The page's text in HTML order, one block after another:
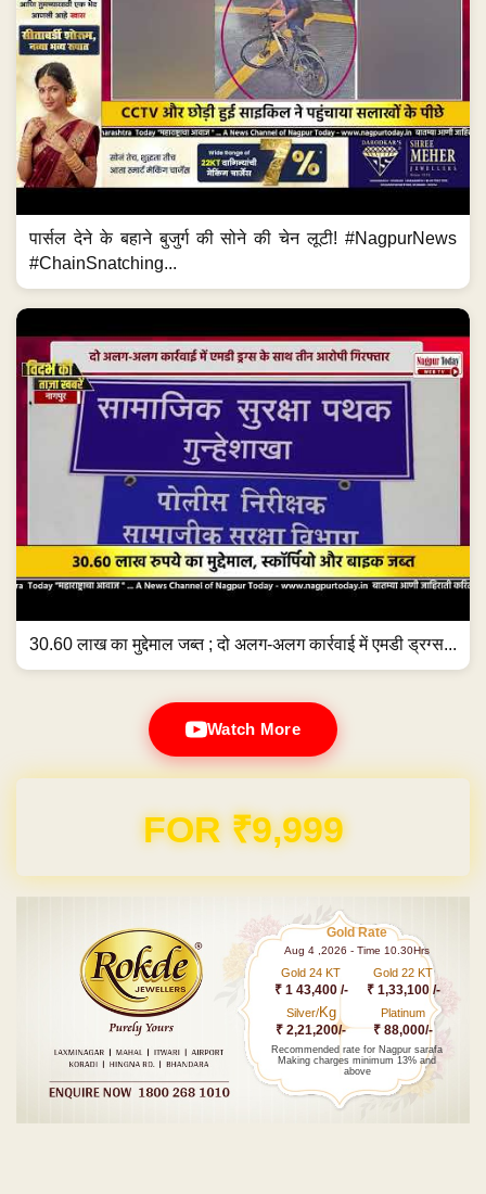
पार्सल देने के बहाने बुजुर्ग की सोने की चेन लूटी! #NagpurNews
#ChainSnatching...
30.60 लाख का मुद्देमाल जब्त ; दो अलग-अलग कार्रवाई में एमडी ड्रग्स...
Watch More
FOR ₹9,999
Gold Rate
Aug 4 ,2026 - Time 10.30Hrs
Gold 24 KT
₹ 1 43,400 /-
Gold 22 KT
₹ 1,33,100 /-
Silver/Kg
₹ 2,21,200/-
Platinum
₹ 88,000/-
Recommended rate for Nagpur sarafa
Making charges minimum 13% and
above